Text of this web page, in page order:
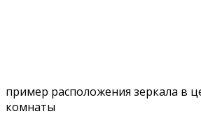
пример расположения зеркала в
комнаты